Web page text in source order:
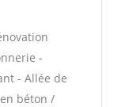
-
- Allée de
béton /